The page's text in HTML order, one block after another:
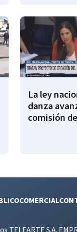
La ley
danza
comisión
COMERCIAL
TELEARTE S.A.